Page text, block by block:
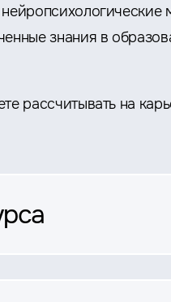
знания в
рассчитывать на